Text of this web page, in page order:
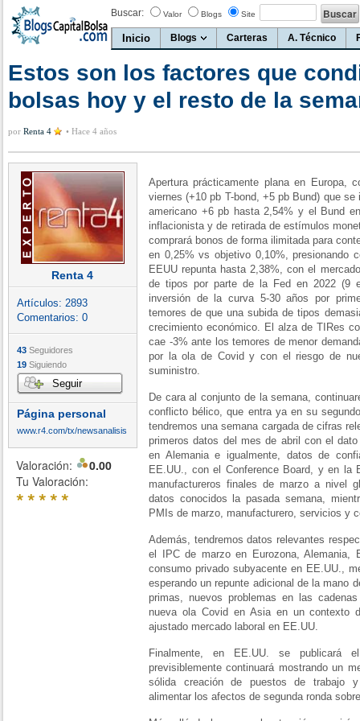
Buscar: Valor Blogs Site
Inicio Blogs Carteras A. Técnico
Estos son los factores que
bolsas hoy y el resto de la
por Renta 4 • Hace 4 años
Renta 4
Artículos: 2893
Comentarios: 0
43 Seguidores
19 Siguiendo
Seguir
Página personal
www.r4.com/tx/newsanalisis
Valoración:
0.00
Tu Valoración:
*****
Apertura prácticamente plana en Europa,
viernes (+10 pb T-bond, +5 pb Bund) que se
americano +6 pb hasta 2,54% y el Bund
inflacionista y de retirada de estímulos
comprará bonos de forma ilimitada para
en 0,25% vs objetivo 0,10%, presionando
EEUU repunta hasta 2,38%, con el
de tipos por parte de la Fed en 2022 (9
inversión de la curva 5-30 años por
temores de que una subida de tipos
crecimiento económico. El alza de TIRes
cae -3% ante los temores de menor
por la ola de Covid y con el riesgo de
suministro.
De cara al conjunto de la semana,
conflicto bélico, que entra ya en su
tendremos una semana cargada de cifras
primeros datos del mes de abril con el
en Alemania e igualmente, datos de
EE.UU., con el Conference Board, y en la
manufactureros finales de marzo a nivel
datos conocidos la pasada semana,
PMIs de marzo, manufacturero, servicios y
Además, tendremosdatos relevantes
el IPC de marzo en Eurozona, Alemania,
consumo privado subyacente en EE.UU.,
esperando un repunte adicional de la mano
primas, nuevos problemas en las
nueva ola Covid en Asia en un contexto
ajustado mercado laboral en EE.UU.
Finalmente, en EE.UU. se publicará
previsiblemente continuará mostrando un
sólida creación de puestos de trabajo
alimentar los afectos de segunda ronda